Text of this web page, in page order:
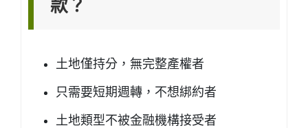
款？
土地僅持分，無完整產權者
只需要短期週轉，不想綁約者
土地類型不被金融機構接受者